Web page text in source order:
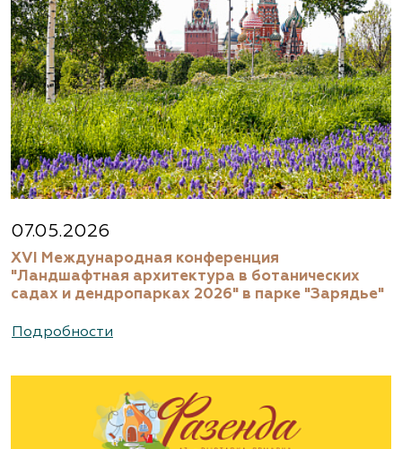
07.05.2026
XVI Международная конференция
"Ландшафтная архитектура в ботанических
садах и дендропарках 2026" в парке "Зарядье"
Подробности